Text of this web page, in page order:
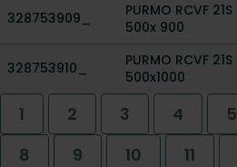
328753909_
PURMO RCVF 21S
500x 900
328753910_
PURMO RCVF 21S
500x1000
1 2 3 4 5
8
9 10 11